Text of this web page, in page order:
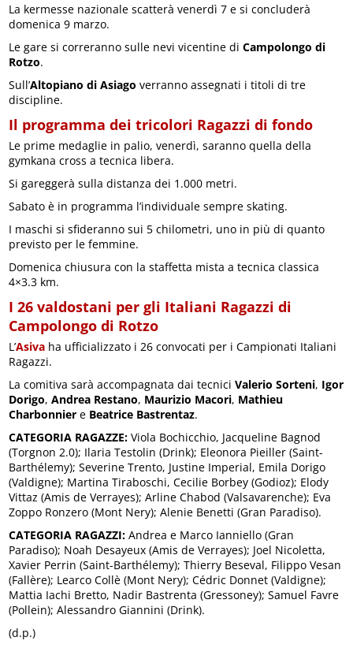
La kermesse nazionale scatterà venerdì 7 e si concluderà
domenica 9 marzo.
Le gare si correranno sulle nevi vicentine diCampolongo di
Rotzo.
Sull’Altopiano di Asiago verranno assegnati i titoli di tre
discipline.
Il programma dei tricolori Ragazzi di fondo
Le prime medaglie in palio, venerdì, saranno quella della
gymkana cross a tecnica libera.
Si gareggerà sulla distanza dei 1.000 metri.
Sabato è in programma l’individuale sempre skating.
I maschi si sfideranno sui 5 chilometri, uno in più di quanto
previsto per le femmine.
Domenica chiusura con la staffetta mista a tecnica classica
4×3.3 km.
I 26 valdostani per gli Italiani Ragazzi di
Campolongo di Rotzo
L’Asiva ha ufficializzato i 26 convocati per i Campionati Italiani
Ragazzi.
La comitiva sarà accompagnata dai tecniciValerio Sorteni, Igor
Dorigo,Andrea Restano, Maurizio Macori, Mathieu
Charbonnier e Beatrice Bastrentaz.
CATEGORIA RAGAZZE: Viola Bochicchio, Jacqueline Bagnod
(Torgnon 2.0); Ilaria Testolin (Drink); Eleonora Pieiller (Saint-
Barthélemy); Severine Trento, Justine Imperial, Emila Dorigo
(Valdigne); Martina Tiraboschi, Cecilie Borbey (Godioz); Elody
Vittaz (Amis de Verrayes); Arline Chabod (Valsavarenche); Eva
Zoppo Ronzero (Mont Nery); Alenie Benetti (Gran Paradiso).
CATEGORIA RAGAZZI: Andrea e Marco Ianniello (Gran
Paradiso); Noah Desayeux (Amis de Verrayes); Joel Nicoletta,
Xavier Perrin (Saint-Barthélemy); Thierry Beseval, Filippo Vesan
(Fallère); Learco Collè (Mont Nery); Cédric Donnet (Valdigne);
Mattia Iachi Bretto, Nadir Bastrenta (Gressoney); Samuel Favre
(Pollein); Alessandro Giannini (Drink).
(d.p.)